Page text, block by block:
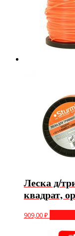
Леска д/
квадрат,
909,00₽